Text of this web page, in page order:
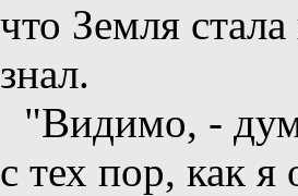
что Земля
знал.
"Видимо, -
с тех пор, как я